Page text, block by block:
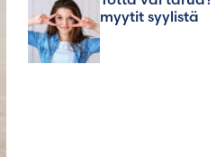
myytit syylistä